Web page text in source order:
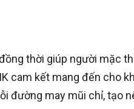
thời giúp người mặc
cam kết mang đến cho
đường may mũi chỉ, tạo